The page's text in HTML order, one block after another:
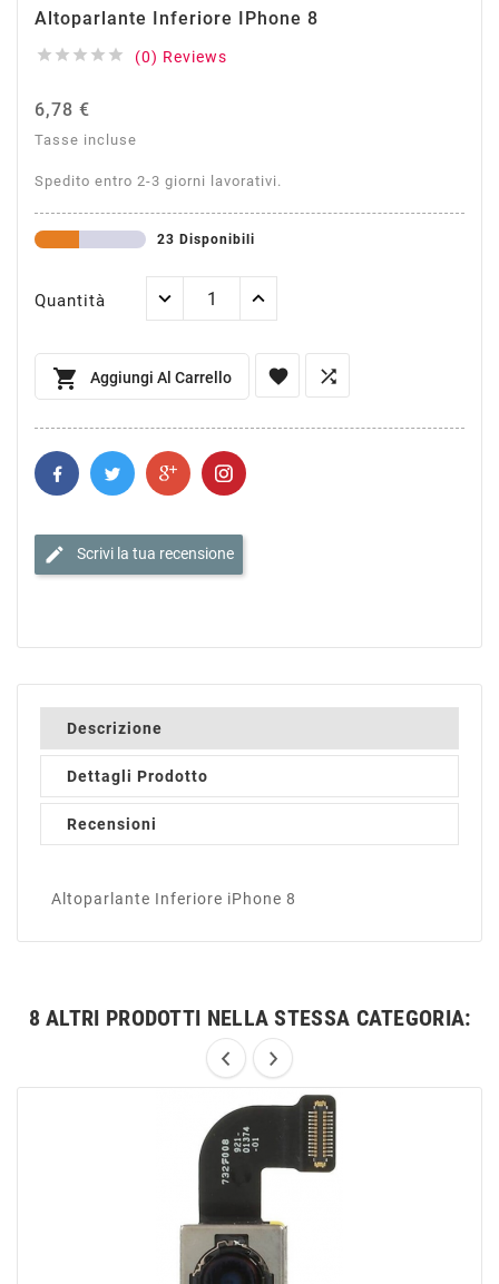
Altoparlante Inferiore IPhone 8
     (0) Reviews
6,78 €
Tasse incluse
Spedito entro 2-3 giorni lavorativi.
23 Disponibili
Quantità
 Aggiungi Al Carrello  
edit Scrivi la tua recensione
Descrizione
Dettagli Prodotto
Recensioni
Altoparlante Inferiore iPhone 8
8 ALTRI PRODOTTI NELLA STESSA CATEGORIA: